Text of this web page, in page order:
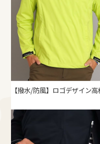
【撥水/防風】ロゴデザイン